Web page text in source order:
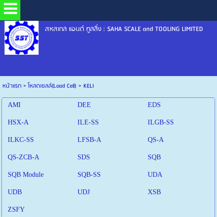
สหสเกล แอนด์ ทูลลิ่ง : SAHA SCALE and TOOLING LIMITED
หน้าแรก>โหลดเซลล์(Load Cell) > KELI
AMI DEE EDS
HSX-A ILE-SS ILGB-SS
ILKC-SS LFSB-A QS-A
QS-ZCB-A SDS SQB
SQB Module SQB-SS UDA
UDB UDJ XSB
ZSFY